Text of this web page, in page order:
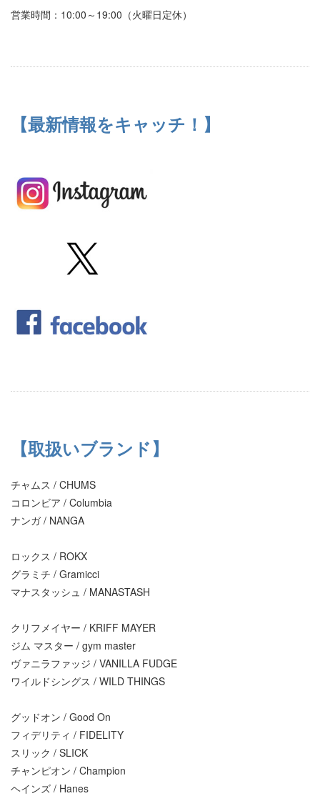
営業時間：10:00～19:00（火曜日定休）
【最新情報をキャッチ！】
【取扱いブランド】
チャムス / CHUMS
コロンビア / Columbia
ナンガ / NANGA
ロックス / ROKX
グラミチ / Gramicci
マナスタッシュ / MANASTASH
クリフメイヤー / KRIFF MAYER
ジム マスター / gym master
ヴァニラファッジ / VANILLA FUDGE
ワイルドシングス / WILD THINGS
グッドオン / Good On
フィデリティ / FIDELITY
スリック / SLICK
チャンピオン / Champion
ヘインズ / Hanes